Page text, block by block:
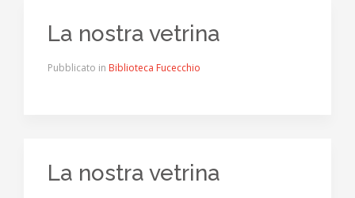
La nostra vetrina
Pubblicato in Biblioteca Fucecchio
La nostra vetrina